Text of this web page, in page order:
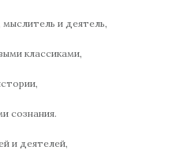
и деятель,
классиками,
сознания.
и деятелей,